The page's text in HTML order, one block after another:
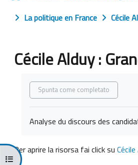
Apri indice del corso
La politique en France
Cécile
Cécile Alduy :
Aggregazione dei criteri
Spunta come completato
Analyse du discours des
Per aprire la risorsa fai click su